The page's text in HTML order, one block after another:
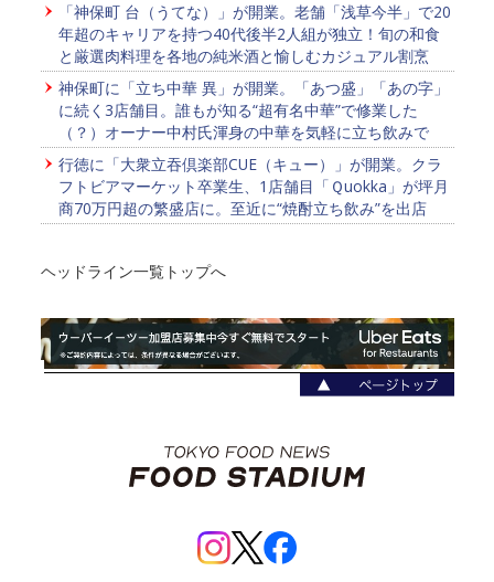
「神保町 台（うてな）」が開業。老舗「浅草今半」で20
年超のキャリアを持つ40代後半2人組が独立！旬の和食
と厳選肉料理を各地の純米酒と愉しむカジュアル割烹
神保町に「立ち中華 異」が開業。「あつ盛」「あの字」
に続く3店舗目。誰もが知る“超有名中華”で修業した
（？）オーナー中村氏渾身の中華を気軽に立ち飲みで
行徳に「大衆立吞倶楽部CUE（キュー）」が開業。クラ
フトビアマーケット卒業生、1店舗目「Ｑuokka」が坪月
商70万円超の繁盛店に。至近に“焼酎立ち飲み”を出店
ヘッドライン一覧トップへ